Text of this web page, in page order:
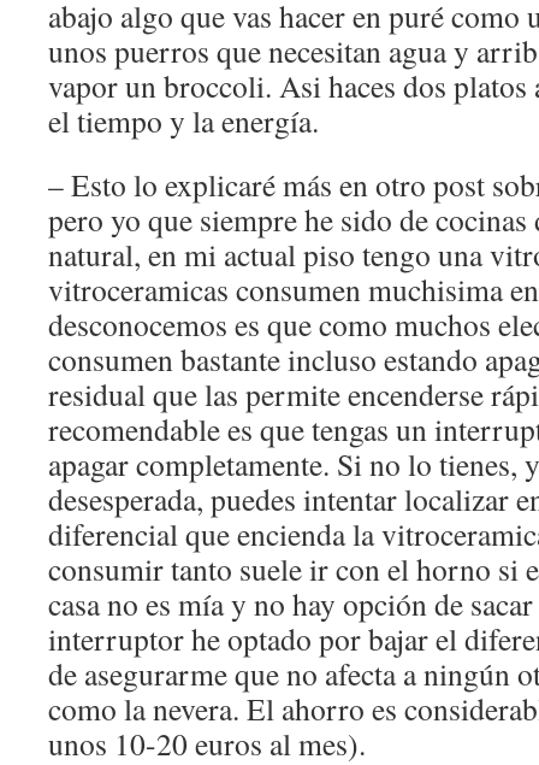
abajo algo que vas hacer en puré como
unos puerros que necesitan agua y
vapor un broccoli. Asi haces dos platos
el tiempo y la energía.
– Esto lo explicaré más en otro post
pero yo que siempre he sido de cocinas
natural, en mi actual piso tengo una
vitroceramicas consumen muchisima
desconocemos es que como muchos
consumen bastante incluso estando
residual que las permite encenderse
recomendable es que tengas un
apagar completamente. Si no lo tienes,
desesperada, puedes intentar localizar
diferencial que encienda la
consumir tanto suele ir con el horno si
casa no es mía y no hay opción de
interruptor he optado por bajar el
de asegurarme que no afecta a ningún
como la nevera. El ahorro es
unos 10-20 euros al mes).